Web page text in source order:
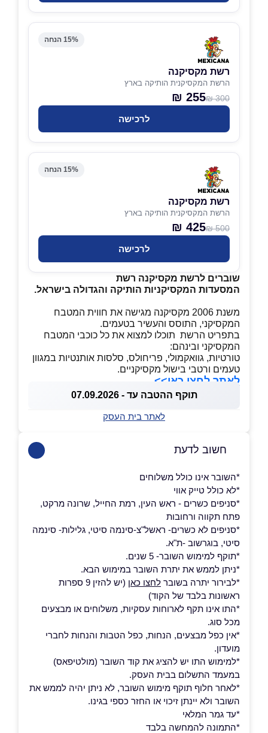
15% הנחה
רשת מקסיקנה
הרשת המקסיקנית הותיקה בארץ
300 ₪
255 ₪
לרכישה
15% הנחה
רשת מקסיקנה
הרשת המקסיקנית הותיקה בארץ
500 ₪
425 ₪
לרכישה
שוברים לרשת מקסיקנה רשת
המסעדות המקסיקניות הותיקה והגדולה בישראל.
משנת 2006 מקסיקנה מגישה את חווית המטבח
המקסיקני, התוסס והעשיר בטעמים.
בתפריט הרשת תוכלו למצוא את כל כוכבי המטבח
המקסיקני ובינהם:
טורטיות, גוואקמולי, פריחולס, סלסות אותנטיות במגוון
טעמים ורטבי בישול מקסיקניים.
לאתר לחצו כאן>>
תוקף ההטבה עד - 07.09.2026
לאתר בית העסק
חשוב לדעת
*השובר אינו כולל משלוחים
*לא כולל טייק אווי
*סניפים כשרים - ראש העין, רמת החייל, שרונה מרקט,
פתח תקווה ורחובות
*סניפים לא כשרים- ראשל"צ-סינמה סיטי, גלילות- סינמה
סיטי, בוגרשוב -ת"א.
*תוקף למימוש השובר- 5 שנים.
*ניתן לממש את יתרת השובר במימוש הבא.
*לבירור יתרה בשובר לחצו כאן
(יש להזין 9 ספרות
ראשונות בלבד של הקוד)
*התו אינו תקף לארוחות עסקיות, משלוחים או מבצעים
מכל סוג.
*אין כפל מבצעים, הנחות, כפל הטבות והנחות לחברי
מועדון.
*למימוש התו יש להציג את קוד השובר (מולטיפאס)
במעמד התשלום בבית העסק.
*לאחר חלוף תוקף מימוש השובר, לא ניתן יהיה לממש את
השובר ולא יינתן זיכוי או החזר כספי בגינו.
*עד גמר המלאי
*התמונה להמחשה בלבד